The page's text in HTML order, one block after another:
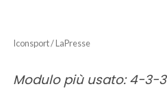
Iconsport / LaPresse
Modulo più usato: 4-3-3